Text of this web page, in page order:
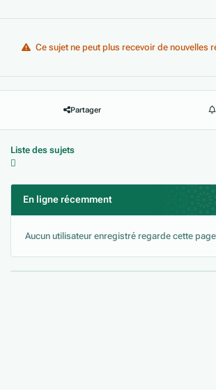
Ce sujet ne peut plus recevoir de nouvelles
Partager
Liste des sujets
En ligne récemment
Aucun utilisateur enregistré regarde cette